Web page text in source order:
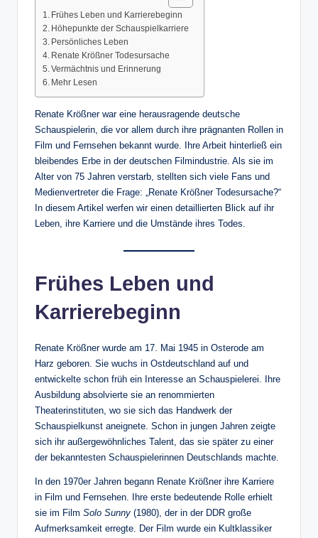
Frühes Leben und Karrierebeginn
Höhepunkte der Schauspielkarriere
Persönliches Leben
Renate Krößner Todesursache
Vermächtnis und Erinnerung
Mehr Lesen
Renate Krößner war eine herausragende deutsche
Schauspielerin, die vor allem durch ihre prägnanten Rollen in
Film und Fernsehen bekannt wurde. Ihre Arbeit hinterließ ein
bleibendes Erbe in der deutschen Filmindustrie. Als sie im
Alter von 75 Jahren verstarb, stellten sich viele Fans und
Medienvertreter die Frage: „Renate Krößner Todesursache?“
In diesem Artikel werfen wir einen detaillierten Blick auf ihr
Leben, ihre Karriere und die Umstände ihres Todes.
Frühes Leben und
Karrierebeginn
Renate Krößner wurde am 17. Mai 1945 in Osterode am
Harz geboren. Sie wuchs in Ostdeutschland auf und
entwickelte schon früh ein Interesse an Schauspielerei. Ihre
Ausbildung absolvierte sie an renommierten
Theaterinstituten, wo sie sich das Handwerk der
Schauspielkunst aneignete. Schon in jungen Jahren zeigte
sich ihr außergewöhnliches Talent, das sie später zu einer
der bekanntesten Schauspielerinnen Deutschlands machte.
In den 1970er Jahren begann Renate Krößner ihre Karriere
in Film und Fernsehen. Ihre erste bedeutende Rolle erhielt
sie im Film Solo Sunny (1980), der in der DDR große
Aufmerksamkeit erregte. Der Film wurde ein Kultklassiker